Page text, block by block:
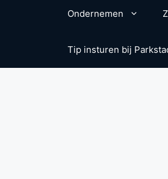
Ondernemen
Tip insturen bij